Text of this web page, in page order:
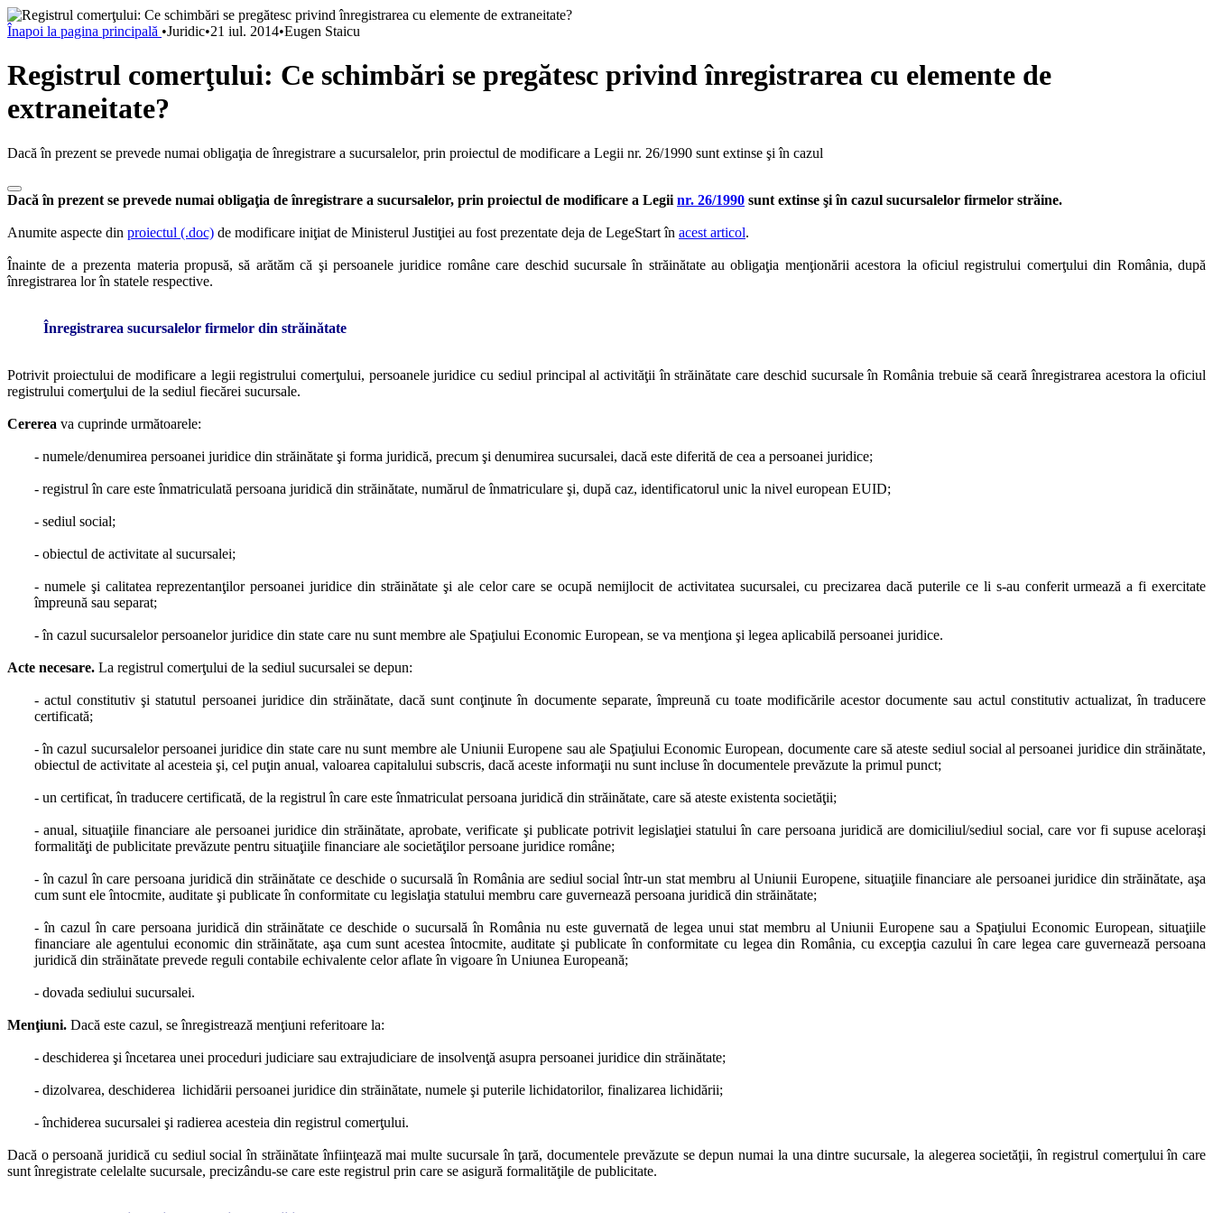
Înapoi la pagina principală •Juridic•21 iul. 2014•Eugen Staicu
Registrul comerţului: Ce schimbări se pregătesc privind înregistrarea cu elemente de
extraneitate?
Dacă în prezent se prevede numai obligaţia de înregistrare a sucursalelor, prin proiectul de modificare a Legii nr. 26/1990 sunt extinse şi în cazul
Dacă în prezent se prevede numai obligaţia de înregistrare a sucursalelor, prin proiectul de modificare a Legii nr. 26/1990 sunt extinse şi în cazul sucursalelor firmelor străine.
Anumite aspecte din proiectul (.doc) de modificare iniţiat de Ministerul Justiţiei au fost prezentate deja de LegeStart în acest articol.
Înainte de a prezenta materia propusă, să arătăm că şi persoanele juridice române care deschid sucursale în străinătate au obligaţia menţionării acestora la oficiul registrului comerţului din România, după
înregistrarea lor în statele respective.
Înregistrarea sucursalelor firmelor din străinătate
Potrivit proiectului de modificare a legii registrului comerţului, persoanele juridice cu sediul principal al activităţii în străinătate care deschid sucursale în România trebuie să ceară înregistrarea acestora la oficiul
registrului comerţului de la sediul fiecărei sucursale.
Cererea va cuprinde următoarele:
- numele/denumirea persoanei juridice din străinătate şi forma juridică, precum şi denumirea sucursalei, dacă este diferită de cea a persoanei juridice;
- registrul în care este înmatriculată persoana juridică din străinătate, numărul de înmatriculare şi, după caz, identificatorul unic la nivel european EUID;
- sediul social;
- obiectul de activitate al sucursalei;
- numele şi calitatea reprezentanţilor persoanei juridice din străinătate şi ale celor care se ocupă nemijlocit de activitatea sucursalei, cu precizarea dacă puterile ce li s-au conferit urmează a fi exercitate
împreună sau separat;
- în cazul sucursalelor persoanelor juridice din state care nu sunt membre ale Spaţiului Economic European, se va menţiona şi legea aplicabilă persoanei juridice.
Acte necesare. La registrul comerţului de la sediul sucursalei se depun:
- actul constitutiv şi statutul persoanei juridice din străinătate, dacă sunt conţinute în documente separate, împreună cu toate modificările acestor documente sau actul constitutiv actualizat, în traducere
certificată;
- în cazul sucursalelor persoanei juridice din state care nu sunt membre ale Uniunii Europene sau ale Spaţiului Economic European, documente care să ateste sediul social al persoanei juridice din străinătate,
obiectul de activitate al acesteia şi, cel puţin anual, valoarea capitalului subscris, dacă aceste informaţii nu sunt incluse în documentele prevăzute la primul punct;
- un certificat, în traducere certificată, de la registrul în care este înmatriculat persoana juridică din străinătate, care să ateste existenta societăţii;
- anual, situaţiile financiare ale persoanei juridice din străinătate, aprobate, verificate şi publicate potrivit legislaţiei statului în care persoana juridică are domiciliul/sediul social, care vor fi supuse aceloraşi
formalităţi de publicitate prevăzute pentru situaţiile financiare ale societăţilor persoane juridice române;
- în cazul în care persoana juridică din străinătate ce deschide o sucursală în România are sediul social într-un stat membru al Uniunii Europene, situaţiile financiare ale persoanei juridice din străinătate, aşa
cum sunt ele întocmite, auditate şi publicate în conformitate cu legislaţia statului membru care guvernează persoana juridică din străinătate;
- în cazul în care persoana juridică din străinătate ce deschide o sucursală în România nu este guvernată de legea unui stat membru al Uniunii Europene sau a Spaţiului Economic European, situaţiile
financiare ale agentului economic din străinătate, aşa cum sunt acestea întocmite, auditate şi publicate în conformitate cu legea din România, cu excepţia cazului în care legea care guvernează persoana
juridică din străinătate prevede reguli contabile echivalente celor aflate în vigoare în Uniunea Europeană;
- dovada sediului sucursalei.
Menţiuni. Dacă este cazul, se înregistrează menţiuni referitoare la:
- deschiderea şi încetarea unei proceduri judiciare sau extrajudiciare de insolvenţă asupra persoanei juridice din străinătate;
- dizolvarea, deschiderea lichidării persoanei juridice din străinătate, numele şi puterile lichidatorilor, finalizarea lichidării;
- închiderea sucursalei şi radierea acesteia din registrul comerţului.
Dacă o persoană juridică cu sediul social în străinătate înfiinţează mai multe sucursale înţară, documentele prevăzute se depun numai la una dintre sucursale, la alegerea societăţii, în registrul comerţului în care
sunt înregistrate celelalte sucursale, precizându-se care este registrul prin care se asigură formalităţile de publicitate.